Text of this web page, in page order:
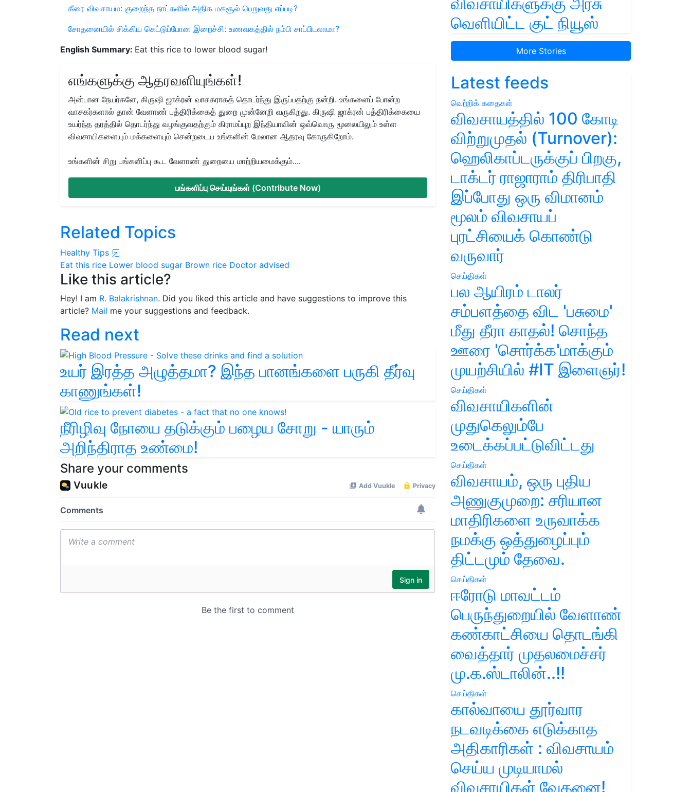
கீரை விவசாயம: குறைந்த நாட்களில் அதிக மகசூல் பெறுவது எப்படி?
சோதனையில் சிக்கிய கெட்டுப்போன இறைச்சி: உணவகத்தில் நம்பி சாப்பிடலாமா?
English Summary: Eat this rice to lower blood sugar!
எங்களுக்கு ஆதரவளியுங்கள்!
அன்பான நேயர்களே, கிருஷி ஜாக்ரன் வாசகராகத் தொடர்ந்து இருப்பதற்கு நன்றி. உங்களைப் போன்ற
வாசகர்களால் தான் வேளாண் பத்திரிக்கைத் துறை முன்னேறி வருகிறது. கிருஷி ஜாக்ரன் பத்திரிக்கையை
உயர்ந்த தரத்தில் தொடர்ந்து வழங்குவதற்கும் கிராமப்புற இந்தியாவின் ஒவ்வொரு மூலையிலும் உள்ள
விவசாயிகளையும் மக்களையும் சென்றடைய உங்களின் மேலான ஆதரவு கோருகிறோம்.
உங்களின் சிறு பங்களிப்பு கூட வேளாண் துறையை மாற்றியமைக்கும்....
பங்களிப்பு செய்யுங்கள் (Contribute Now)
Related Topics
Healthy Tips
Eat this rice Lower blood sugar Brown rice Doctor advised
Like this article?
Hey! I am R. Balakrishnan. Did you liked this article and have suggestions to improve this
article? Mail me your suggestions and feedback.
Read next
உயர் இரத்த அழுத்தமா? இந்த பானங்களை பருகி தீர்வு
காணுங்கள்!
நீரிழிவு நோயை தடுக்கும் பழைய சோறு - யாரும்
அறிந்திராத உண்மை!
Share your comments
வெளியிட்ட குட் நியூஸ்
More Stories
Latest feeds
வெற்றிக் கதைகள்
விவசாயத்தில் 100 கோடி
விற்றுமுதல் (Turnover):
ஹெலிகாப்டருக்குப் பிறகு,
டாக்டர் ராஜாராம் திரிபாதி
இப்போது ஒரு விமானம்
மூலம் விவசாயப்
புரட்சியைக் கொண்டு
வருவார்
செய்திகள்
பல ஆயிரம் டாலர்
சம்பளத்தை விட 'பசுமை'
மீது தீரா காதல்! சொந்த
ஊரை 'சொர்க்க'மாக்கும்
முயற்சியில் #IT இளைஞர்!
செய்திகள்
விவசாயிகளின்
முதுகெலும்பே
உடைக்கப்பட்டுவிட்டது
செய்திகள்
விவசாயம், ஒரு புதிய
அணுகுமுறை: சரியான
மாதிரிகளை உருவாக்க
நமக்கு ஒத்துழைப்பும்
திட்டமும் தேவை.
செய்திகள்
ஈரோடு மாவட்டம்
பெருந்துறையில் வேளாண்
கண்காட்சியை தொடங்கி
வைத்தார் முதலமைச்சர்
மு.க.ஸ்டாலின்..!!
செய்திகள்
கால்வாயை தூர்வார
நடவடிக்கை எடுக்காத
அதிகாரிகள் : விவசாயம்
செய்ய முடியாமல்
விவசாயிகள் வேதனை!